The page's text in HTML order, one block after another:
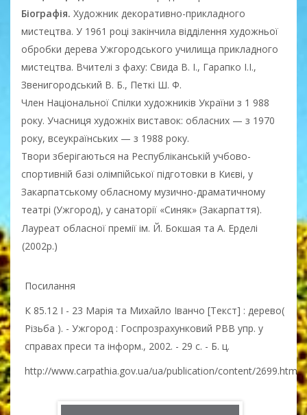
Біографія. Художник декоративно-прикладного
мистецтва. У 1961 році закінчила відділення художньої
обробки дерева Ужгородського училища прикладного
мистецтва. Вчителі з фаху: Свида В. І., Гарапко І.І.,
Звенигородський В. Б., Петкі Ш. Ф.
Член Національної Спілки художників України з 1 988
року. Учасниця художніх виставок: обласних — з 1970
року, всеукраїнських — з 1988 року.
Твори зберігаються на Республіканській учбово-
спортивній базі олімпійської підготовки в Києві, у
Закарпатському обласному музично-драматичному
театрі (Ужгород), у санаторії «Синяк» (Закарпаття).
Лауреат обласної премії ім. Й. Бокшая та А. Ерделі
(2002р.)
Посилання
К 85.12 І - 23 Марія та Михайло Іванчо [Текст] : дерево(
Різьба ). - Ужгород : Госпрозрахунковий РВВ упр. у
справах преси та інформ., 2002. - 29 с. - Б. ц.
http://www.carpathia.gov.ua/ua/publication/content/2699.htm